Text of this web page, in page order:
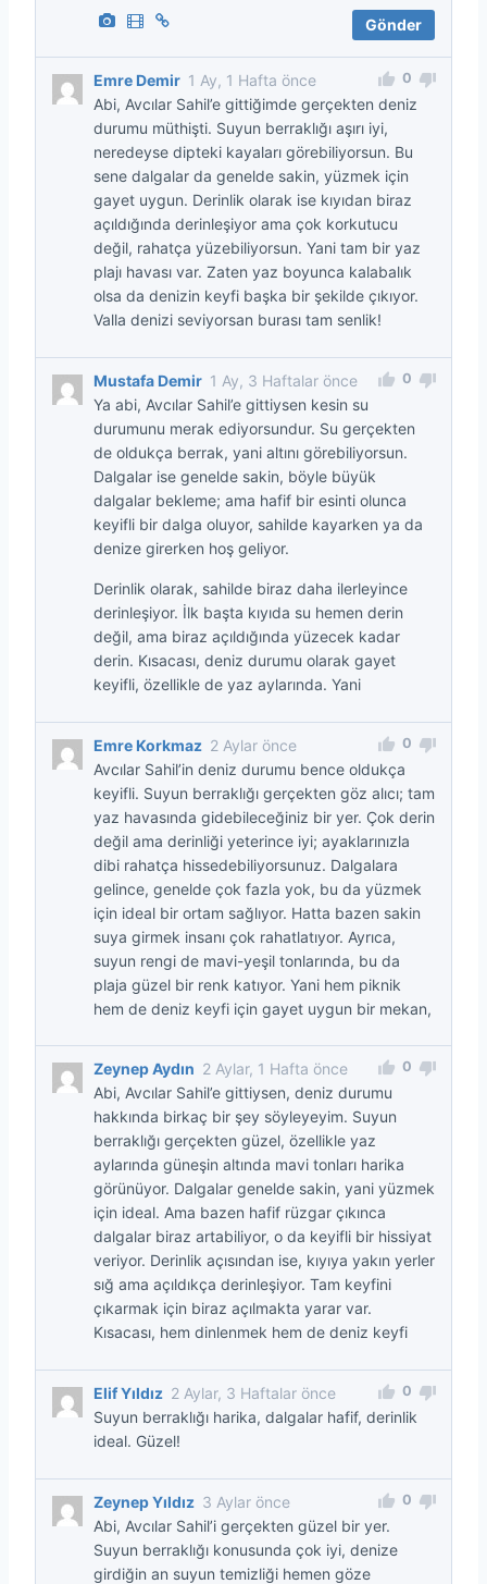
Emre Demir 1 Ay, 1 Hafta önce
Abi, Avcılar Sahil’e gittiğimde gerçekten deniz
durumu müthişti. Suyun berraklığı aşırı iyi,
neredeyse dipteki kayaları görebiliyorsun. Bu
sene dalgalar da genelde sakin, yüzmek için
gayet uygun. Derinlik olarak ise kıyıdan biraz
açıldığında derinleşiyor ama çok korkutucu
değil, rahatça yüzebiliyorsun. Yani tam bir yaz
plajı havası var. Zaten yaz boyunca kalabalık
olsa da denizin keyfi başka bir şekilde çıkıyor.
Valla denizi seviyorsan burası tam senlik!
0
Mustafa Demir 1 Ay, 3 Haftalar önce
Ya abi, Avcılar Sahil’e gittiysen kesin su
durumunu merak ediyorsundur. Su gerçekten
de oldukça berrak, yani altını görebiliyorsun.
Dalgalar ise genelde sakin, böyle büyük
dalgalar bekleme; ama hafif bir esinti olunca
keyifli bir dalga oluyor, sahilde kayarken ya da
denize girerken hoş geliyor.
Derinlik olarak, sahilde biraz daha ilerleyince
derinleşiyor. İlk başta kıyıda su hemen derin
değil, ama biraz açıldığında yüzecek kadar
derin. Kısacası, deniz durumu olarak gayet
keyifli, özellikle de yaz aylarında. Yani
0
Emre Korkmaz 2 Aylar önce
Avcılar Sahil’in deniz durumu bence oldukça
keyifli. Suyun berraklığı gerçekten göz alıcı; tam
yaz havasında gidebileceğiniz bir yer. Çok derin
değil ama derinliği yeterince iyi; ayaklarınızla
dibi rahatça hissedebiliyorsunuz. Dalgalara
gelince, genelde çok fazla yok, bu da yüzmek
için ideal bir ortam sağlıyor. Hatta bazen sakin
suya girmek insanı çok rahatlatıyor. Ayrıca,
suyun rengi de mavi-yeşil tonlarında, bu da
plaja güzel bir renk katıyor. Yani hem piknik
hem de deniz keyfi için gayet uygun bir mekan,
0
Zeynep Aydın 2 Aylar, 1 Hafta önce
Abi, Avcılar Sahil’e gittiysen, deniz durumu
hakkında birkaç bir şey söyleyeyim. Suyun
berraklığı gerçekten güzel, özellikle yaz
aylarında güneşin altında mavi tonları harika
görünüyor. Dalgalar genelde sakin, yani yüzmek
için ideal. Ama bazen hafif rüzgar çıkınca
dalgalar biraz artabiliyor, o da keyifli bir hissiyat
veriyor. Derinlik açısından ise, kıyıya yakın yerler
sığ ama açıldıkça derinleşiyor. Tam keyfini
çıkarmak için biraz açılmakta yarar var.
Kısacası, hem dinlenmek hem de deniz keyfi
0
Elif Yıldız 2 Aylar, 3 Haftalar önce
Suyun berraklığı harika, dalgalar hafif, derinlik
ideal. Güzel!
0
Zeynep Yıldız 3 Aylar önce
Abi, Avcılar Sahil’i gerçekten güzel bir yer.
Suyun berraklığı konusunda çok iyi, denize
girdiğin an suyun temizliği hemen göze
0